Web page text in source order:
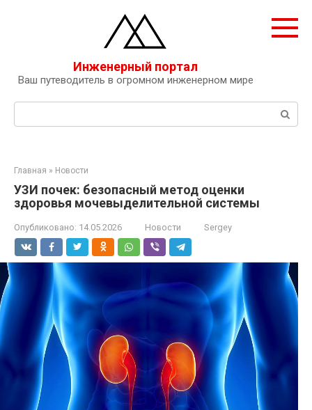
Инженерный портал
Ваш путеводитель в огромном инженерном мире
Поиск:
Главная » Новости
УЗИ почек: безопасный метод оценки
здоровья мочевыделительной системы
Опубликовано: 14.05.2026 Новости Sergey